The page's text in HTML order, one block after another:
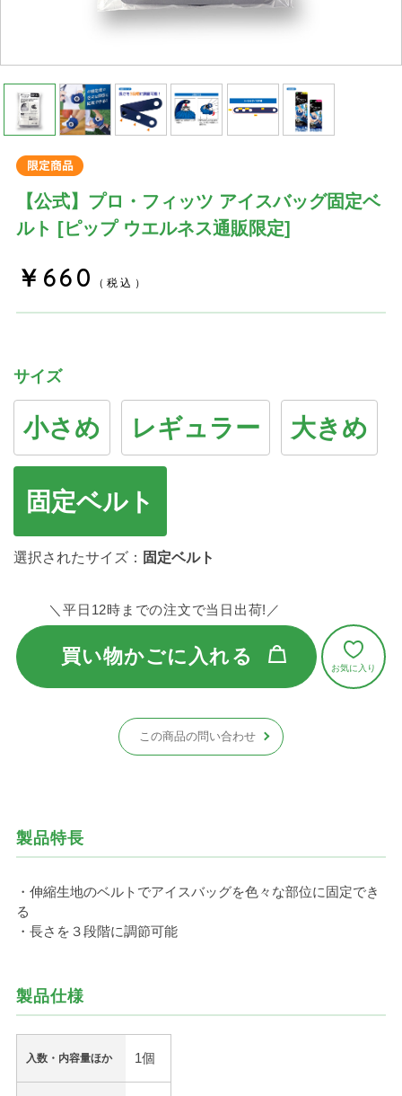
【公式】プロ・フィッツ アイスバッグ固定ベ
ルト [ピップ ウエルネス通販限定]
＼平日12時までの注文で当日出荷!／
￥660 （税込）
サイズ
小さめ レギュラー 大きめ
固定ベルト
選択されたサイズ： 固定ベルト
買い物かごに入れる
この商品の問い合わせ
製品特長
・伸縮生地のベルトでアイスバッグを色々な部位に固定でき
る
・長さを３段階に調節可能
製品仕様
入数・内容量ほか 1個